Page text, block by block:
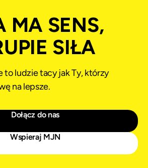
MA SENS,
SIŁA
to ludzie tacy jak Ty, którzy
na lepsze.
Dołącz do nas
Wspieraj MJN